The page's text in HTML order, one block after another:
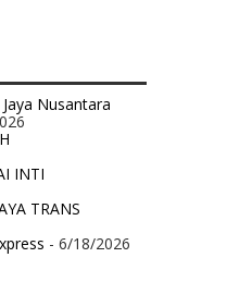
Nusantara
INTI
TRANS
- 6/18/2026